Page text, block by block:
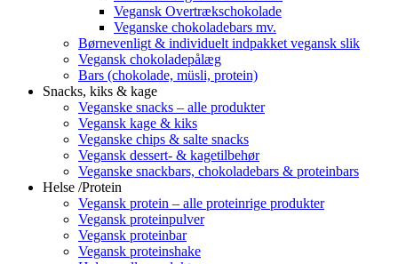
Vegansk Overtrækschokolade
Veganske chokoladebars mv.
Børnevenligt & individuelt indpakket vegansk slik
Vegansk chokoladepålæg
Bars (chokolade, müsli, protein)
Snacks, kiks & kage
Veganske snacks – alle produkter
Vegansk kage & kiks
Veganske chips & salte snacks
Vegansk dessert- & kagetilbehør
Veganske snackbars, chokoladebars & proteinbars
Helse /Protein
Vegansk protein – alle proteinrige produkter
Vegansk proteinpulver
Vegansk proteinbar
Vegansk proteinshake